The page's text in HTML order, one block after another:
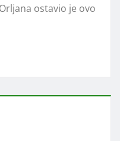
ostavio je ovo